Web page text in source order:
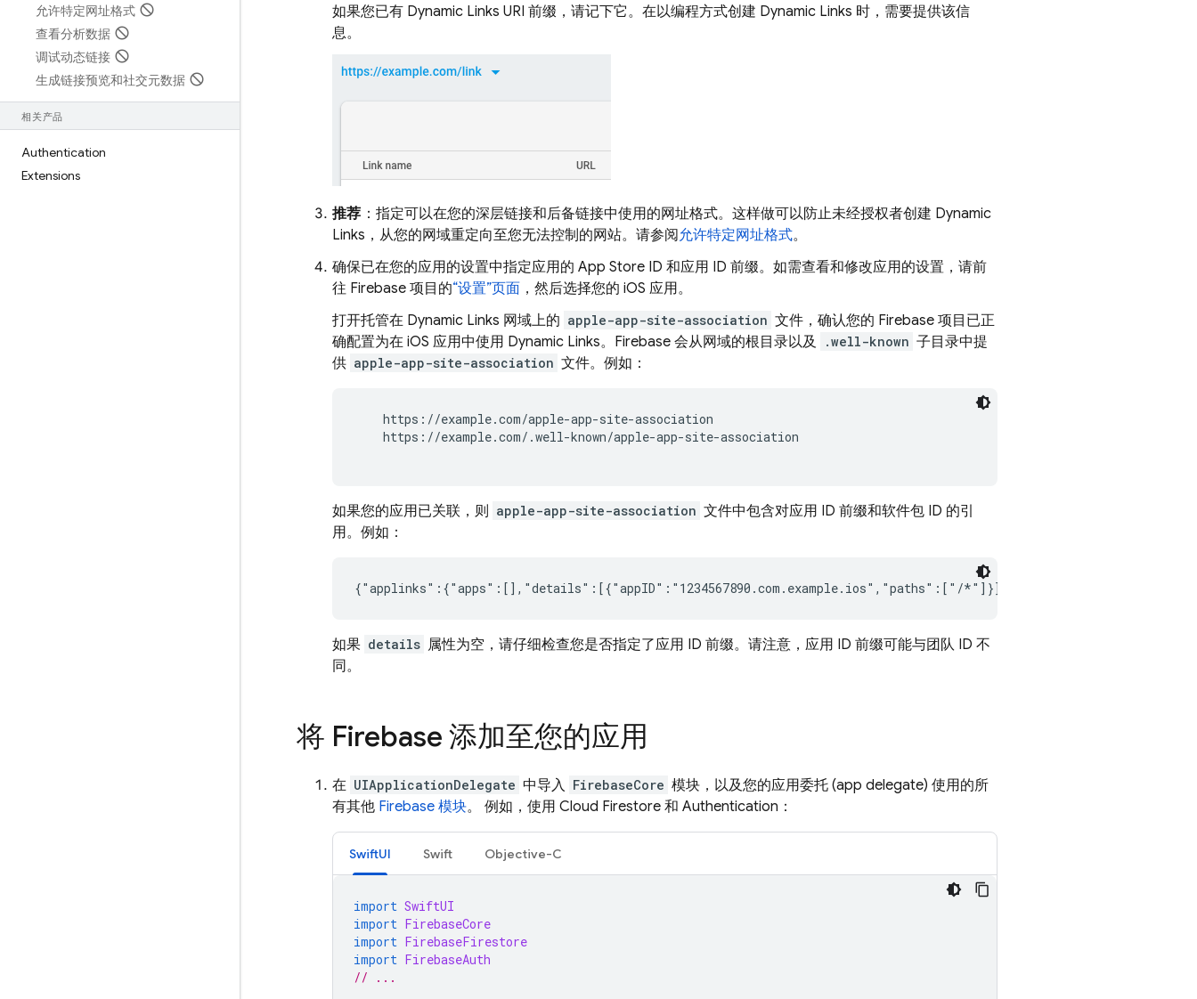
允许特定网址格式
查看分析数据
调试动态链接
生成链接预览和社交元数据
相关产品
Authentication
Extensions
如果您已有 Dynamic Links URI 前缀，请记下它。在以编程方式创建 Dynamic Links 时，需要提供该信
息。
推荐 ：指定可以在您的深层链接和后备链接中使用的网址格式。这样做可以防止未经授权者创建 Dynamic
Links ，从您的网域重定向至您无法控制的网站。请参阅允许特定网址格式。
确保已在您的应用的设置中指定应用的 App Store ID 和应用 ID 前缀。如需查看和修改应用的设置，请前
往 Firebase 项目的“设置”页面 ，然后选择您的 iOS 应用。
打开托管在 Dynamic Links 网域上的 apple-app-site-association 文件，确认您的 Firebase 项目已正
确配置为在 iOS 应用中使用 Dynamic Links。Firebase 会从网域的根目录以及 .well-known 子目录中提
供 apple-app-site-association 文件。例如：
    https://example.com/apple-app-site-association
    https://example.com/.well-known/apple-app-site-association
如果您的应用已关联，则 apple-app-site-association 文件中包含对应用 ID 前缀和软件包 ID 的引
用。例如：
{"applinks":{"apps":[],"details":[{"appID":"1234567890.com.example.ios","paths":["/*"]}]}}
如果 details 属性为空，请仔细检查您是否指定了应用 ID 前缀。请注意，应用 ID 前缀可能与团队 ID 不
同。
将 Firebase 添加至您的应用
在 UIApplicationDelegate 中导入 FirebaseCore 模块，以及您的应用委托 (app delegate) 使用的所
有其他 Firebase 模块。 例如，使用 Cloud Firestore 和 Authentication ：
SwiftUI Swift Objective-C
import SwiftUI
import FirebaseCore
import FirebaseFirestore
import FirebaseAuth
// ...